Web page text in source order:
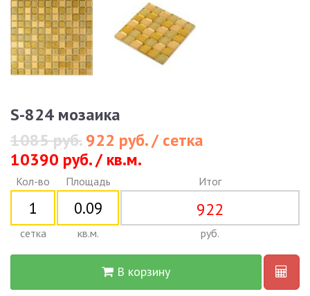
S-824 мозаика
1085 руб.922 руб. / сетка
10390 руб. / кв.м.
Кол-во
сетка
Площадь
кв.м.
Итог
922
руб.
В корзину